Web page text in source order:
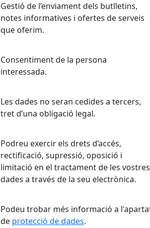
Gestió de l’enviament dels butlletins,
notes informatives i ofertes de serveis
que oferim.
Consentiment de la persona
interessada.
Les dades no seran cedides a tercers,
tret d’una obligació legal.
Podreu exercir els drets d’accés,
rectificació, supressió, oposició i
limitació en el tractament de les vostres
dades a través de la seu electrònica.
Podeu trobar més informació a
de protecció de dades.